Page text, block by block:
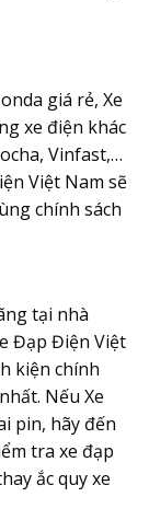
giá rẻ, Xe
xe điện khác
Vinfast,…
Việt Nam sẽ
chính sách
tại nhà
Đạp Điện Việt
kiện chính
Nếu Xe
pin, hãy đến
tra xe đạp
ắc quy xe